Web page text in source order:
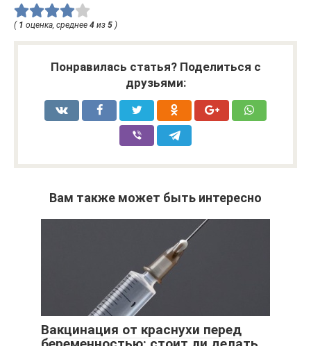
( 1 оценка, среднее 4 из 5 )
Понравилась статья? Поделиться с
друзьями:
Вам также может быть интересно
Вакцинация от краснухи перед